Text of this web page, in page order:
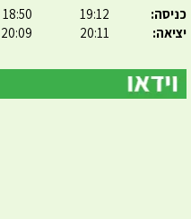
כניסה:
יציאה:
19:12
20:11
18:50
20:09